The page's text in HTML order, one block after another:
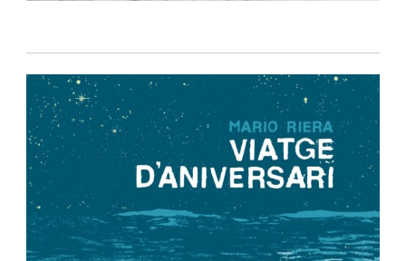
Política de privacidad-